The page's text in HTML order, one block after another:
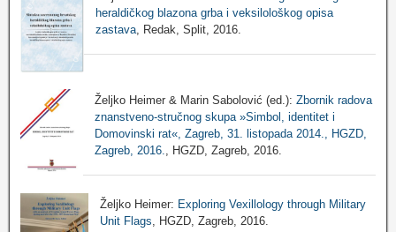
heraldičkog blazona grba i veksilološkog opisa
zastava, Redak, Split, 2016.
Željko Heimer & Marin Sabolović (ed.): Zbornik radova
znanstveno-stručnog skupa »Simbol, identitet i
Domovinski rat«, Zagreb, 31. listopada 2014., HGZD,
Zagreb, 2016.
, HGZD, Zagreb, 2016.
Željko Heimer: Exploring Vexillology through Military
Unit Flags , HGZD, Zagreb, 2016.